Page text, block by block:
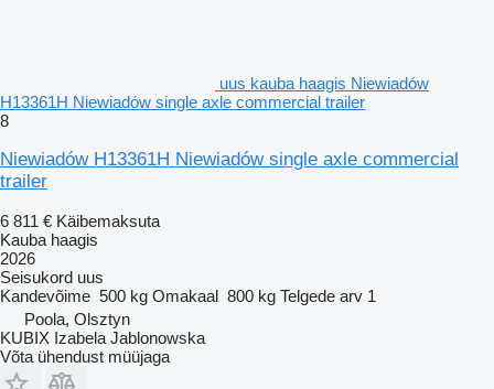
uus kauba haagis Niewiadów
H13361H Niewiadów single axle commercial trailer
8
Niewiadów H13361H Niewiadów single axle commercial
trailer
6 811 € Käibemaksuta
Kauba haagis
2026
Seisukord uus
Kandevõime 500 kg Omakaal 800 kg Telgede arv 1
Poola, Olsztyn
KUBIX Izabela Jablonowska
Võta ühendust müüjaga